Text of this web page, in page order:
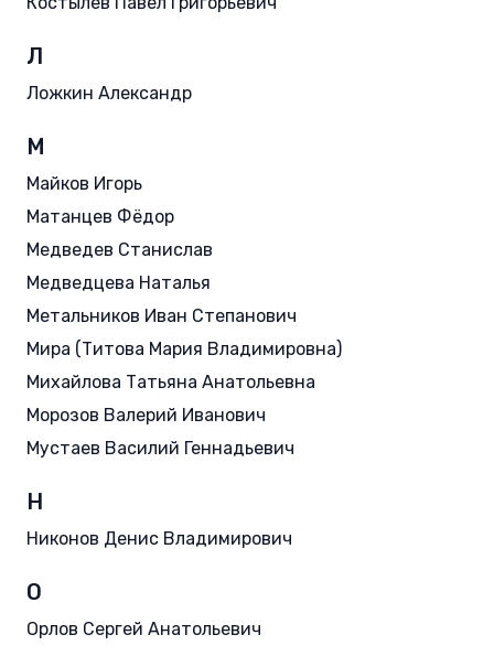
Л
Ложкин Александр
М
Майков Игорь
Матанцев Фёдор
Медведев Станислав
Медведцева Наталья
Метальников Иван Степанович
Мира (Титова Мария Владимировна)
Михайлова Татьяна Анатольевна
Морозов Валерий Иванович
Мустаев Василий Геннадьевич
Н
Никонов Денис Владимирович
О
Орлов Сергей Анатольевич